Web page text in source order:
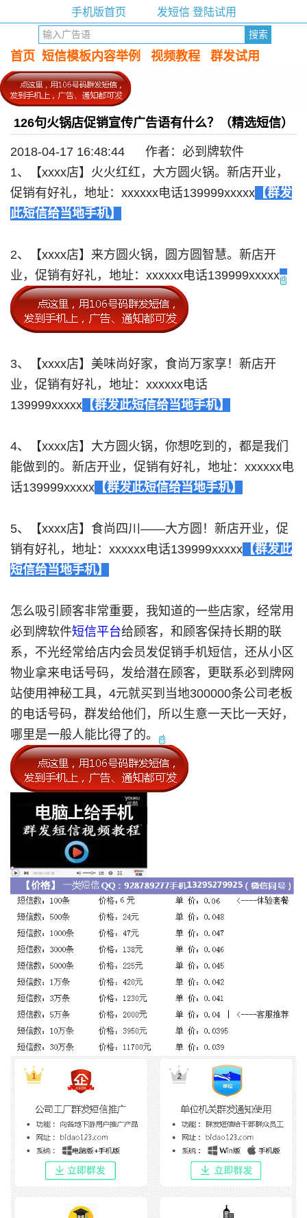
手机版首页 发短信 登陆试用
首页 短信模板内容举例 视频教程 群发试用
126句火锅店促销宣传广告语有什么？（精选短信）
2018-04-17 16:48:44 作者：必到牌软件
1、【xxxx店】火火红红，大方圆火锅。新店开业，
促销有好礼，地址：xxxxxx电话139999xxxxx【群发
此短信给当地手机】
2、【xxxx店】来方圆火锅，圆方圆智慧。新店开
业，促销有好礼，地址：xxxxxx电话139999xxxxx
3、【xxxx店】美味尚好家，食尚万家享！新店开
业，促销有好礼，地址：xxxxxx电话
139999xxxxx【群发此短信给当地手机】
4、【xxxx店】大方圆火锅，你想吃到的，都是我们
能做到的。新店开业，促销有好礼，地址：xxxxxx电
话139999xxxxx【群发此短信给当地手机】
5、【xxxx店】食尚四川——大方圆！新店开业，促
销有好礼，地址：xxxxxx电话139999xxxxx【群发此
短信给当地手机】
怎么吸引顾客非常重要，我知道的一些店家，经常用
必到牌软件短信平台给顾客，和顾客保持长期的联
系，不光经常给店内会员发促销手机短信，还从小区
物业拿来电话号码，发给潜在顾客，更联系必到牌网
站使用神秘工具，4元就买到当地300000条公司老板
的电话号码，群发给他们，所以生意一天比一天好，
哪里是一般人能比得了的。